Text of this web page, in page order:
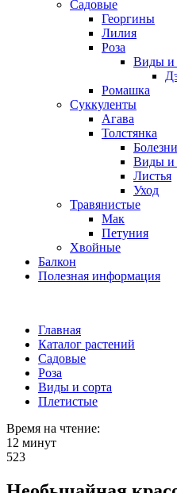
Садовые
Георгины
Лилия
Роза
Виды и
Ромашка
Суккуленты
Агава
Толстянка
Виды и
Листья
Уход
Травянистые
Мак
Петуния
Хвойные
Балкон
Полезная информация
Главная
Каталог растений
Садовые
Роза
Виды и сорта
Плетистые
Время на чтение:
12 минут
523